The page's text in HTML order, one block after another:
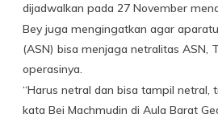
dijadwalkan pada 27 November
Bey juga mengingatkan agar
(ASN) bisa menjaga netralitas ASN,
operasinya.
“Harus netral dan bisa tampil netral,
kata Bei Machmudin di Aula Barat